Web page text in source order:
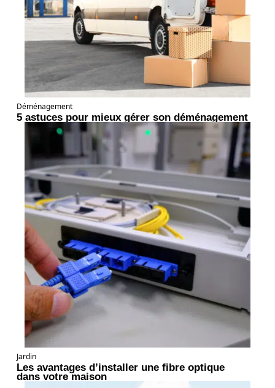
Déménagement
5 astuces pour mieux gérer son déménagement
Jardin
Les avantages d’installer une fibre optique
dans votre maison